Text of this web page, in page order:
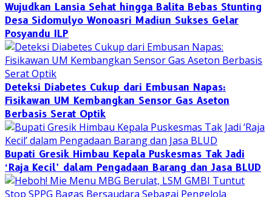
Wujudkan Lansia Sehat hingga Balita Bebas Stunting
Desa Sidomulyo Wonoasri Madiun Sukses Gelar
Posyandu ILP
Deteksi Diabetes Cukup dari Embusan Napas:
Fisikawan UM Kembangkan Sensor Gas Aseton
Berbasis Serat Optik
Bupati Gresik Himbau Kepala Puskesmas Tak Jadi
‘Raja Kecil’ dalam Pengadaan Barang dan Jasa BLUD